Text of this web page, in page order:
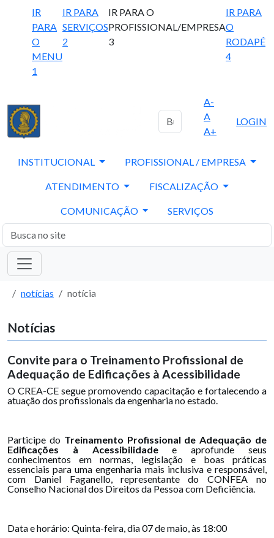
IR
PARA
O
MENU
1
IR PARA
SERVIÇOS
2
IR PARA O
PROFISSIONAL/EMPRESA
3
IR PARA
O
RODAPÉ
4
A-
A
A+
LOGIN
INSTITUCIONAL PROFISSIONAL / EMPRESA
ATENDIMENTO FISCALIZAÇÃO
COMUNICAÇÃO SERVIÇOS
notícias notícia
Notícias
Convite para o Treinamento Profissional de
Adequação de Edificações à Acessibilidade
O CREA-CE segue promovendo capacitação e fortalecendo a
atuação dos profissionais da engenharia no estado.
Participe do Treinamento Profissional de Adequação de
Edificações à Acessibilidadee aprofunde seus
conhecimentos em normas, legislação e boas práticas
essenciais para uma engenharia mais inclusiva e responsável,
com Daniel Faganello, representante do CONFEA no
Conselho Nacional dos Direitos da Pessoa com Deficiência.
Data e horário: Quinta-feira, dia 07 de maio, às 18:00